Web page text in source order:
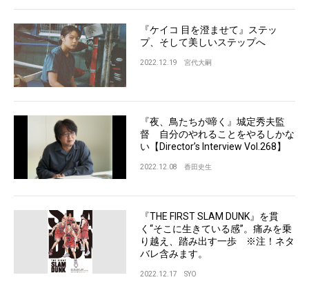
『ケイコ 目を澄ませて』ステッ
プ、そして美しいステップへ
2022.12.19 宮代大嗣
『夜、鳥たちが啼く』城定秀夫監
督 自分のやれることをやるしかな
い【Director’s Interview Vol.268】
2022.12.08 香田史生
『THE FIRST SLAM DUNK』を貫
く“そこに生きている感”。痛みを乗
り越え、踏み出す一歩 ※注！ネタ
バレ含みます。
2022.12.17 SYO